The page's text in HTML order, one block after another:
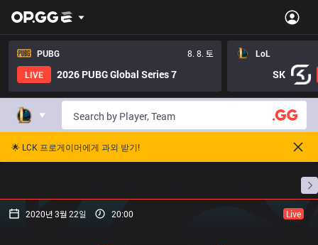
PUBG
8. 8. 토
LIVE
2026 PUBG Global Series 7
LoL
SK
🌟 LCK 프로게이머에게 과외 받기!
프로빌
2020년 3월 22일 20:00 Live